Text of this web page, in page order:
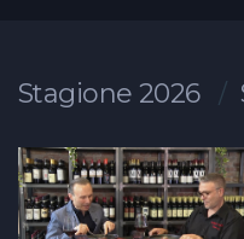
Stagione 2026